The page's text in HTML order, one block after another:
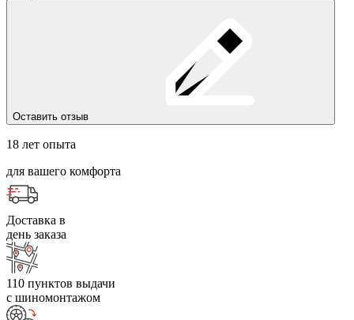
Оставить отзыв
18 лет опыта
для вашего комфорта
Доставка в
день заказа
110 пунктов выдачи
с шиномонтажом